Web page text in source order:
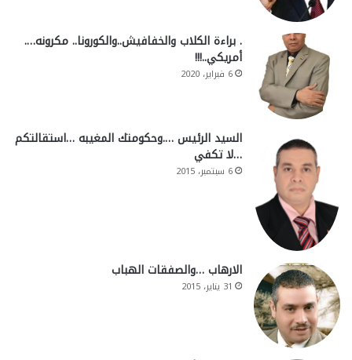
. براءة الكلاب والخفافيش..والكورونا.. مكرونه….
أمريكي..!!!
6 فبراير، 2020
السيد الرئيس ….وحكومتك المغيبه …استقالتكم
…لا تكفي
6 سبتمبر، 2015
الارهاب …والصفقات الهباب
31 يناير، 2015